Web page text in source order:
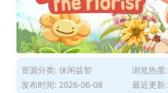
资源分类: 休闲益智
浏览热度
发布时间: 2026-06-08
最近更